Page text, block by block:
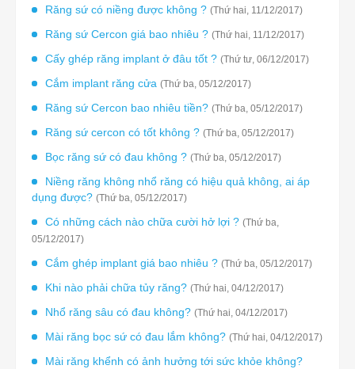
Răng sứ có niềng được không ? (Thứ hai, 11/12/2017)
Răng sứ Cercon giá bao nhiêu ? (Thứ hai, 11/12/2017)
Cấy ghép răng implant ở đâu tốt ? (Thứ tư, 06/12/2017)
Cắm implant răng cửa (Thứ ba, 05/12/2017)
Răng sứ Cercon bao nhiêu tiền? (Thứ ba, 05/12/2017)
Răng sứ cercon có tốt không ? (Thứ ba, 05/12/2017)
Bọc răng sứ có đau không ? (Thứ ba, 05/12/2017)
Niềng răng không nhổ răng có hiệu quả không, ai áp
dụng được? (Thứ ba, 05/12/2017)
Có những cách nào chữa cười hở lợi ? (Thứ ba,
05/12/2017)
Cắm ghép implant giá bao nhiêu ? (Thứ ba, 05/12/2017)
Khi nào phải chữa tủy răng? (Thứ hai, 04/12/2017)
Nhổ răng sâu có đau không? (Thứ hai, 04/12/2017)
Mài răng bọc sứ có đau lắm không? (Thứ hai, 04/12/2017)
Mài răng khểnh có ảnh hưởng tới sức khỏe không?